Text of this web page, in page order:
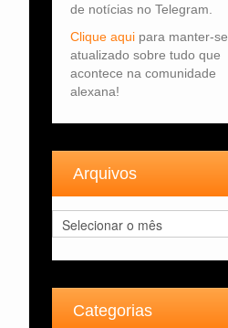
de notícias no Telegram.
Clique aquipara manter-se
atualizado sobre tudo que
acontece na comunidade
alexana!
Arquivos
Arquivos
Categorias